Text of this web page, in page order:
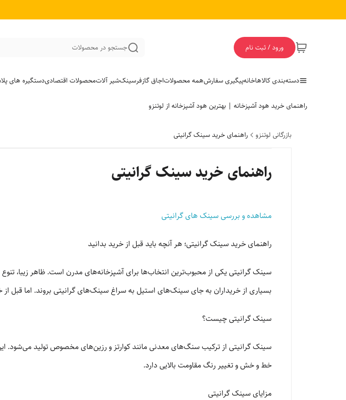
ورود / ثبت نام جستجو در محصولات
دسته‌بندی کالاهاخانهپیگیری سفارشهمه محصولاتاجاق گازفرسینکشیر آلاتمحصولات اقتصادیدستگیره های
راهنمای خرید هود آشپزخانه | بهترین هود آشپزخانه از لوتنزو
بازرگانی لوتنزو راهنمای خرید سینک گرانیتی
راهنمای خرید سینک گرانیتی
مشاهده و بررسی سینک های گرانیتی
راهنمای خرید سینک گرانیتی؛ هر آنچه باید قبل از خرید بدانید
سینک گرانیتی یکی از محبوب‌ترین انتخاب‌ها برای آشپزخانه‌های مدرن است. ظاهر زیبا،
بسیاری از خریداران به جای سینک‌های استیل به سراغ سینک‌های گرانیتی بروند. اما قبل
سینک گرانیتی چیست؟
سینک گرانیتی از ترکیب سنگ‌های معدنی مانند کوارتز و رزین‌های مخصوص تولید می‌شود.
خط و خش و تغییر رنگ مقاومت بالایی دارد.
مزایای سینک گرانیتی